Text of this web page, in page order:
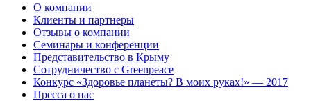
О компании
Клиенты и партнеры
Отзывы о компании
Семинары и конференции
Представительство в Крыму
Сотрудничество с Greenpeace
Конкурс «Здоровье планеты? В моих руках!» — 2017
Пресса о нас